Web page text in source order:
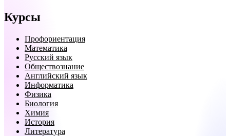
Курсы
Профориентация
Математика
Русский язык
Обществознание
Английский язык
Информатика
Физика
Биология
Химия
История
Литература